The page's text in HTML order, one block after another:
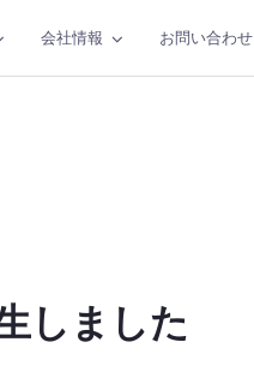
会社情報 お問い合わせ
しました